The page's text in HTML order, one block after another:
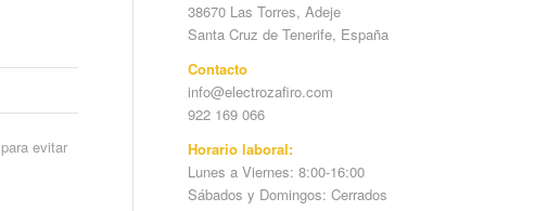
evitar
38670 Las Torres, Adeje
Santa Cruz de Tenerife, España
Contacto
info@electrozafiro.com
922 169 066
Horario laboral:
Lunes a Viernes: 8:00-16:00
Sábados y Domingos: Cerrados